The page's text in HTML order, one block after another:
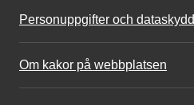
Personuppgifter och dataskydd
Om kakor på webbplatsen